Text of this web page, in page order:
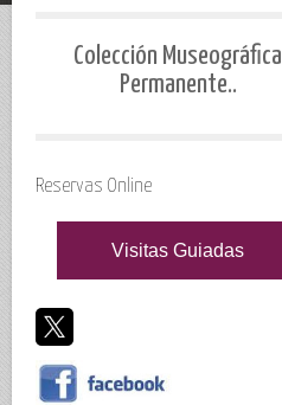
Colección Museográfica
Permanente..
Reservas Online
Visitas Guiadas